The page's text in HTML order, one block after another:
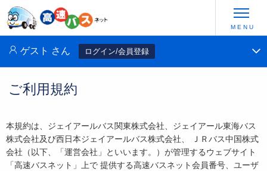
ゲスト さん ログイン/会員登録
ご利用規約
本規約は、ジェイアールバス関東株式会社、ジェイアール東海バス
株式会社及び西日本ジェイアールバス株式会社、 ＪＲバス中国株式
会社（以下、「運営会社」といいます。）が管理するウェブサイト
「高速バスネット」上で 提供する高速バスネット会員番号、ユーザ